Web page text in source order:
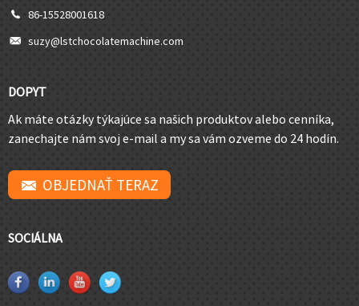
86-15528001618
suzy@lstchocolatemachine.com
DOPYT
Ak máte otázky týkajúce sa našich produktov alebo cenníka,
zanechajte nám svoj e-mail a my sa vám ozveme do 24 hodín.
OBJEDNAŤ TERAZ
SOCIÁLNA